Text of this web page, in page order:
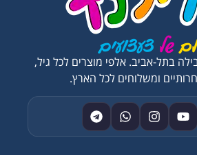
בתל-אביב. אלפי מוצרים לכל גיל,
ומשלוחים לכל הארץ.